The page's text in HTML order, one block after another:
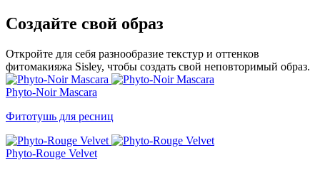
Создайте свой образ
Откройте для себя разнообразие текстур и оттенков
фитомакияжа Sisley, чтобы создать свой неповторимый образ.
Phyto-Noir Mascara
Фитотушь для ресниц
Phyto-Rouge Velvet